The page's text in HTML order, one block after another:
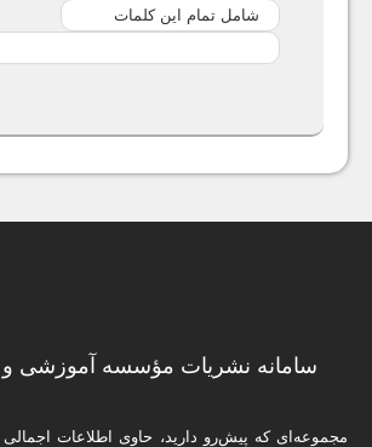
سامانه نشریات مؤسسه آموزشی و
مجموعه‌ای که پیش‌رو دارید،‌ حاوی اطلاعات